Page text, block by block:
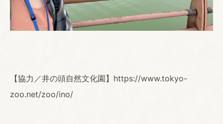
【協力／井の頭自然文化園】https://www.tokyo-
zoo.net/zoo/ino/